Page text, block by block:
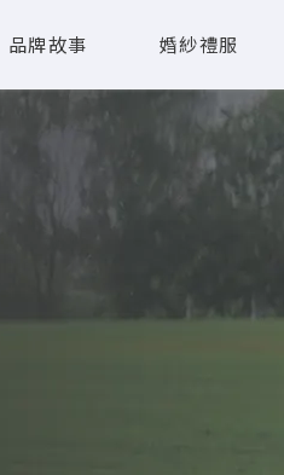
品牌故事 婚紗禮服